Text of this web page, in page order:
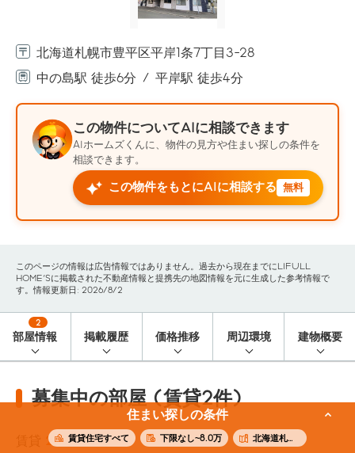
住まい探しの条件
賃貸住宅すべて 下限なし~8.0万 北海道札幌市豊平区
北海道札幌市豊平区平岸1条7丁目3-28
中の島駅 徒歩6分
平岸駅 徒歩4分
この物件についてAIに相談できます
AIホームズくんに、物件の見方や住まい探しの条件を
相談できます。
この物件をもとにAIに相談する 無料
このページの情報は広告情報ではありません。過去から現在までにLIFULL
HOME'Sに掲載された不動産情報と提携先の地図情報を元に生成した参考情報で
す。情報更新日: 2026/8/2
部屋情報
2
掲載履歴 価格推移 周辺環境 建物概要
募集中の部屋 (賃貸2件)
2 件